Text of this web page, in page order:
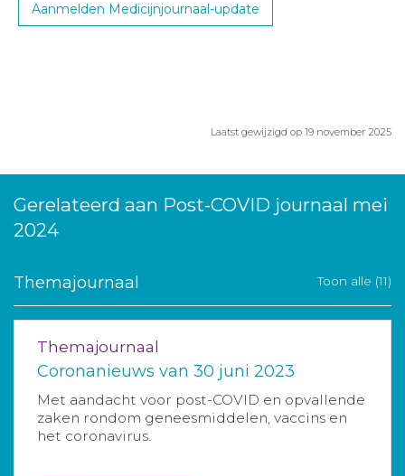
Aanmelden Medicijnjournaal-update
Laatst gewijzigd op 19 november 2025
Gerelateerd aan Post-COVID journaal mei
2024
Themajournaal Toon alle (11)
Themajournaal
Coronanieuws van 30 juni 2023
Met aandacht voor post-COVID en opvallende
zaken rondom geneesmiddelen, vaccins en
het coronavirus.